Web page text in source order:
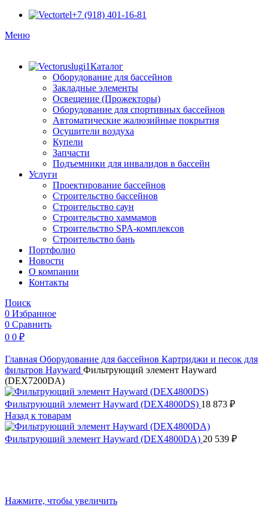
+7 (918) 401-16-81
Меню
Каталог
Оборудование для бассейнов
Закладные элементы
Освещение (Прожекторы)
Оборудование для спортивных бассейнов
Автоматические жалюзийные покрытия
Осушители воздуха
Купели
Запчасти
Подъемники для инвалидов в бассейн
Услуги
Проектирование бассейнов
Строительство бассейнов
Строительство саун
Строительство хаммамов
Строительство SPA-комплексов
Строительство бань
Портфолио
Новости
O компании
Контакты
Поиск
0 Избранное
0 Сравнить
0 0 ₽
Главная Оборудование для бассейнов Картриджи и песок для
фильтров Hayward Фильтрующий элемент Hayward
(DEX7200DA)
Фильтрующий элемент Hayward (DEX4800DS) 18 873 ₽
Назад к товарам
Фильтрующий элемент Hayward (DEX4800DA) 20 539 ₽
Нажмите, чтобы увеличить